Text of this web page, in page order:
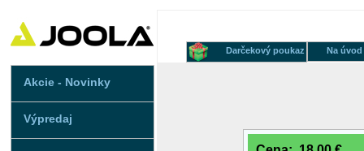
Akcie - Novinky
Výpredaj
Na úvod
Darčekový poukaz